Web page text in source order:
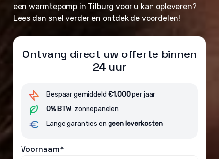
een warmtepomp in Tilburg voor u kan opleveren?
Lees dan snel verder en ontdek de voordelen!
Ontvang direct uw offerte binnen
24 uur
Bespaar gemiddeld€1.000per jaar
0% BTW: zonnepanelen
Lange garanties engeen leverkosten
Voornaam*